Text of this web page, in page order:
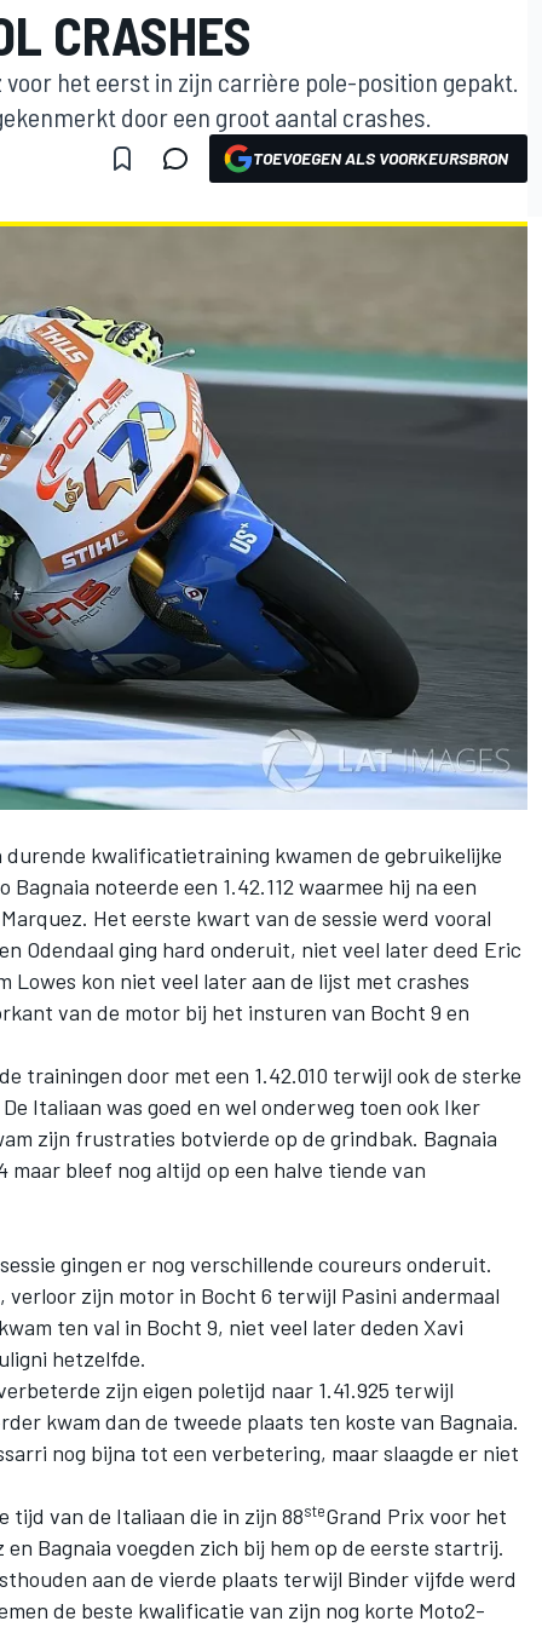
CRASHES
het eerst in zijn carrière pole-position gepakt.
door een groot aantal crashes.
TOEVOEGEN ALS VOORKEURSBRON
kwalificatietraining kwamen de gebruikelijke
noteerde een 1.42.112 waarmee hij na een
Het eerste kwart van de sessie werd vooral
Odendaal ging hard onderuit, niet veel later deed Eric
Lowes kon niet veel later aan de lijst met crashes
van de motor bij het insturen van Bocht 9 en
trainingen door met een 1.42.010 terwijl ook de sterke
Italiaan was goed en wel onderweg toen ook Iker
zijn frustraties botvierde op de grindbak. Bagnaia
maar bleef nog altijd op een halve tiende van
gingen er nog verschillende coureurs onderuit.
zijn motor in Bocht 6 terwijl Pasini andermaal
ten val in Bocht 9, niet veel later deden Xavi
hetzelfde.
zijn eigen poletijd naar 1.41.925 terwijl
kwam dan de tweede plaats ten koste van Bagnaia.
nog bijna tot een verbetering, maar slaagde er niet
tijd van de Italiaan die in zijn 88steGrand Prix voor het
Bagnaia voegden zich bij hem op de eerste startrij.
aan de vierde plaats terwijl Binder vijfde werd
de beste kwalificatie van zijn nog korte Moto2-